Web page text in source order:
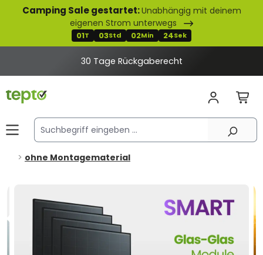
springen
Camping Sale gestartet:Unabhängig mit deinem
eigenen Strom unterwegs
01T 03Std 02Min 23Sek
30 Tage Rückgaberecht
ohne Montagematerial